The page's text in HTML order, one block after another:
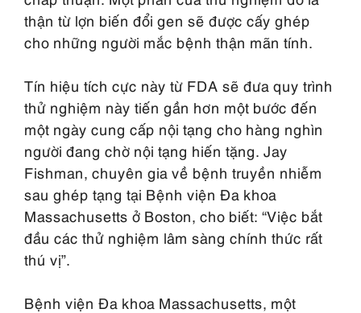
thận từ lợn biến đổi gen sẽ được cấy ghép
cho những người mắc bệnh thận mãn tính.
Tín hiệu tích cực này từ FDA sẽ đưa quy trình
thử nghiệm này tiến gần hơn một bước đến
một ngày cung cấp nội tạng cho hàng nghìn
người đang chờ nội tạng hiến tặng. Jay
Fishman, chuyên gia về bệnh truyền nhiễm
sau ghép tạng tại Bệnh viện Đa khoa
Massachusetts ở Boston, cho biết: “Việc bắt
đầu các thử nghiệm lâm sàng chính thức rất
thú vị”.
Bệnh viện Đa khoa Massachusetts, một